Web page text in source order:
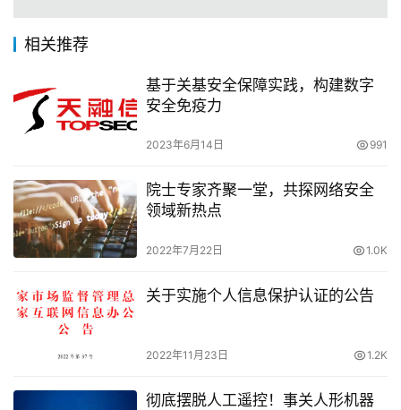
相关推荐
基于关基安全保障实践，构建数字
安全免疫力
2023年6月14日 991
院士专家齐聚一堂，共探网络安全
领域新热点
2022年7月22日 1.0K
关于实施个人信息保护认证的公告
2022年11月23日 1.2K
彻底摆脱人工遥控！事关人形机器